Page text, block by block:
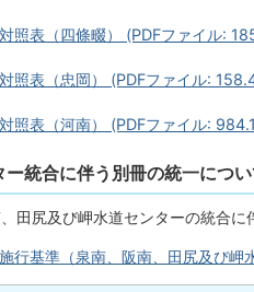
照表（四條畷） (PDFファイル:
照表（忠岡） (PDFファイル:
照表（河南） (PDFファイル:
ー統合に伴う別冊の統一につ
田尻及び岬水道センターの統合に
行基準（泉南、阪南、田尻及び